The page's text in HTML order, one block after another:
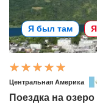
Я был там
Центральная Америка
Поездка на